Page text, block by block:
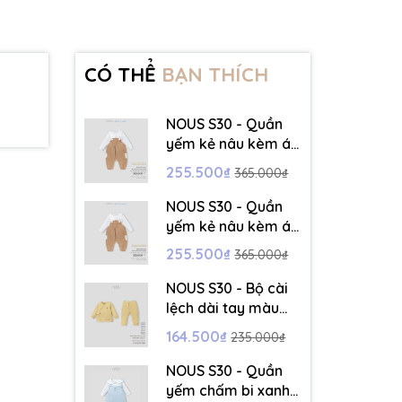
CÓ THỂ BẠN THÍCH
NOUS S30 - Quần
yếm kẻ nâu kèm áo
dài tay màu trắng -
3-6M - SS26.T5C
255.500₫ 365.000₫
NOUS S30 - Quần
yếm kẻ nâu kèm áo
dài tay màu trắng -
6-9M - SS26.T5C
255.500₫ 365.000₫
NOUS S30 - Bộ cài
lệch dài tay màu
vàng thêu trang trí
- 12-18M - SS26.T5C
164.500₫ 235.000₫
NOUS S30 - Quần
yếm chấm bi xanh